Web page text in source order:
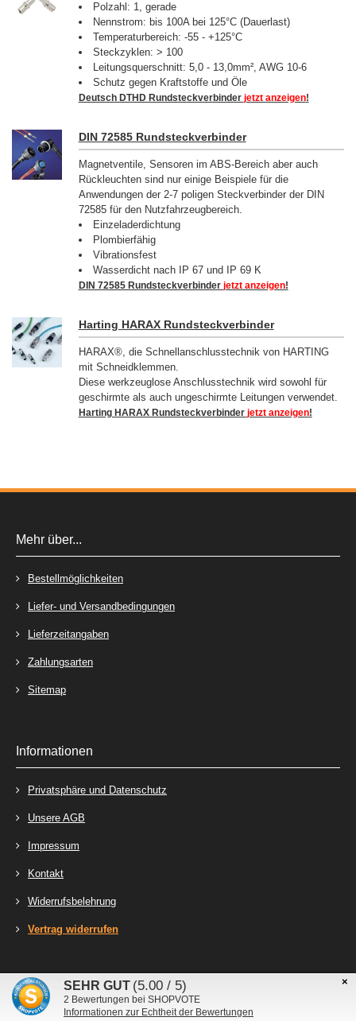
Polzahl: 1, gerade
Nennstrom: bis 100A bei 125°C (Dauerlast)
Temperaturbereich: -55 - +125°C
Steckzyklen: > 100
Leitungsquerschnitt: 5,0 - 13,0mm², AWG 10-6
Schutz gegen Kraftstoffe und Öle
Deutsch DTHD Rundsteckverbinder jetzt anzeigen!
DIN 72585 Rundsteckverbinder
Magnetventile, Sensoren im ABS-Bereich aber auch
Rückleuchten sind nur einige Beispiele für die
Anwendungen der 2-7 poligen Steckverbinder der DIN
72585 für den Nutzfahrzeugbereich.
Einzeladerdichtung
Plombierfähig
Vibrationsfest
Wasserdicht nach IP 67 und IP 69 K
DIN 72585 Rundsteckverbinder jetzt anzeigen!
Harting HARAX Rundsteckverbinder
HARAX®, die Schnellanschlusstechnik von HARTING
mit Schneidklemmen.
Diese werkzeuglose Anschlusstechnik wird sowohl für
geschirmte als auch ungeschirmte Leitungen verwendet.
Harting HARAX Rundsteckverbinder jetzt anzeigen!
Mehr über...
Bestellmöglichkeiten
Liefer- und Versandbedingungen
Lieferzeitangaben
Zahlungsarten
Sitemap
Informationen
Privatsphäre und Datenschutz
Unsere AGB
Impressum
Kontakt
Widerrufsbelehrung
Vertrag widerrufen
Stecker-Laden - Online-Shop für Steckverbinder, Kabelschuhe und Relais © 2026
modified eCommerce Shopsoftware © 2009-2026
×
SEHR GUT (5.00 / 5)
2 Bewertungen bei SHOPVOTE
Informationen zur Echtheit der Bewertungen